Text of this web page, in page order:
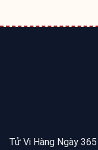
Tử Vi Hàng Ngày